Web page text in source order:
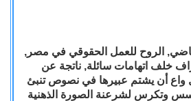
‏الروح‏ ‏للعمل‏ ‏الحقوقي‏ ‏في‏ ‏مصر‏,
‏خلف‏ ‏اتهامات‏ ‏سائلة‏, ‏ناتجة‏ ‏عن‏
‏أن‏ ‏يشتم‏ ‏عبيرها‏ ‏في‏ ‏نصوص‏ ‏تنبئ‏
‏وتكرس‏ ‏لشرعنة‏ ‏الصورة‏ ‏الذهنية‏